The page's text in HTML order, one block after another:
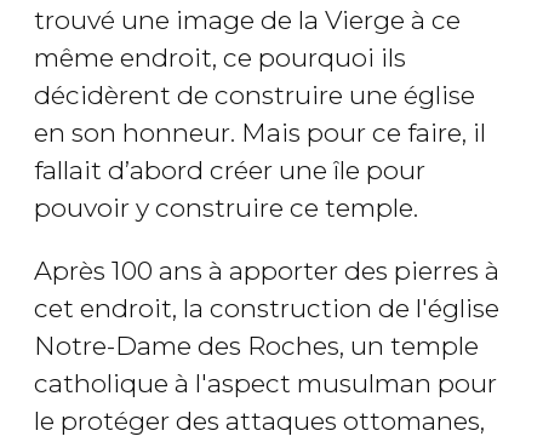
trouvé une image de la Vierge à ce
même endroit, ce pourquoi ils
décidèrent de construire une église
en son honneur. Mais pour ce faire, il
fallait d’abord créer une île pour
pouvoir y construire ce temple.
Après 100 ans à apporter des pierres à
cet endroit, la construction de l'église
Notre-Dame des Roches, un temple
catholique à l'aspect musulman pour
le protéger des attaques ottomanes,